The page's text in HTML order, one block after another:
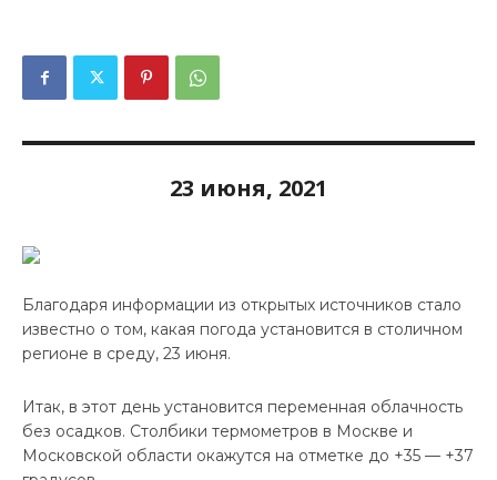
23 июня, 2021
Благодаря информации из открытых источников стало
известно о том, какая погода установится в столичном
регионе в среду, 23 июня.
Итак, в этот день установится переменная облачность
без осадков. Столбики термометров в Москве и
Московской области окажутся на отметке до +35 — +37